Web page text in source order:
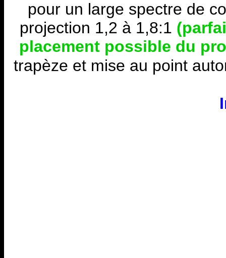
pour un large spectre de
projection 1,2 à 1,8:1
placement possible du
trapèze et mise au point